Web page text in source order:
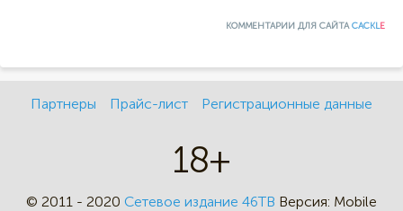
КОММЕНТАРИИ ДЛЯ САЙТАCACKLE
Партнеры Прайс-лист Регистрационные данные
18+
© 2011 - 2020 Сетевое издание 46ТВ Версия: Mobile